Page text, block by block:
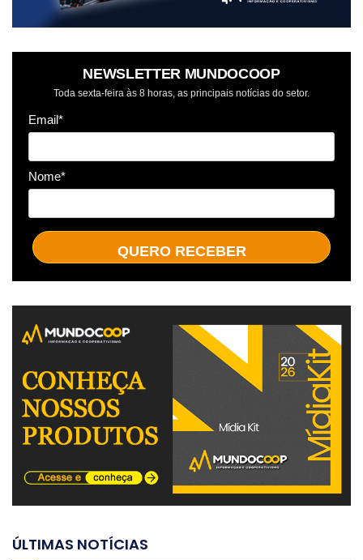
NEWSLETTER MUNDOCOOP
Toda sexta-feira às 8 horas, as principais notícias do setor.
Email*
Nome*
QUERO RECEBER
ÚLTIMAS NOTÍCIAS